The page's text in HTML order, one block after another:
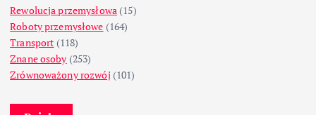
Rewolucja przemysłowa (15)
Roboty przemysłowe (164)
Transport (118)
Znane osoby (253)
Zrównoważony rozwój (101)